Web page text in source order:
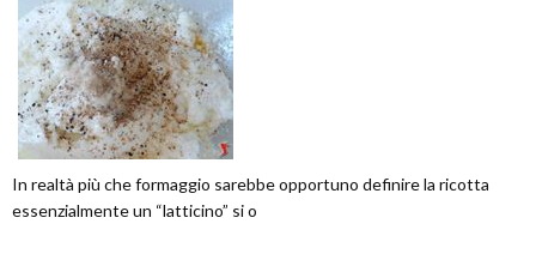
In realtà più che formaggio sarebbe opportuno definire la ricotta
essenzialmente un “latticino” si o